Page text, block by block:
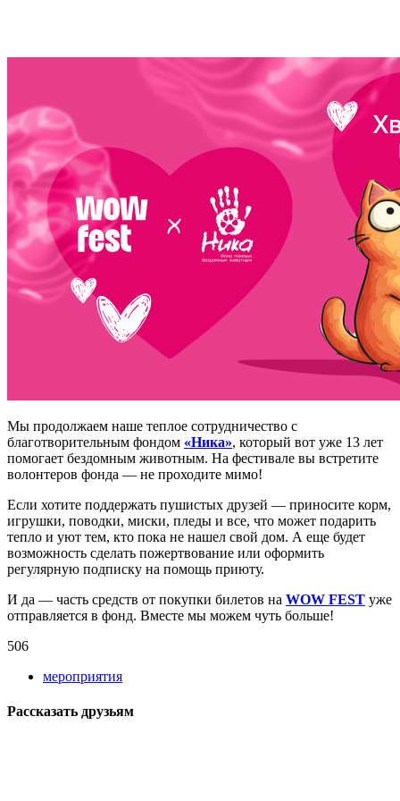
Мы продолжаем наше теплое сотрудничество с
благотворительным фондом «Ника», который вот уже 13 лет
помогает бездомным животным. На фестивале вы встретите
волонтеров фонда — не проходите мимо!
Если хотите поддержать пушистых друзей — приносите корм,
игрушки, поводки, миски, пледы и все, что может подарить
тепло и уют тем, кто пока не нашел свой дом. А еще будет
возможность сделать пожертвование или оформить
регулярную подписку на помощь приюту.
И да — часть средств от покупки билетов на WOW FEST уже
отправляется в фонд. Вместе мы можем чуть больше!
506
мероприятия
Рассказать друзьям